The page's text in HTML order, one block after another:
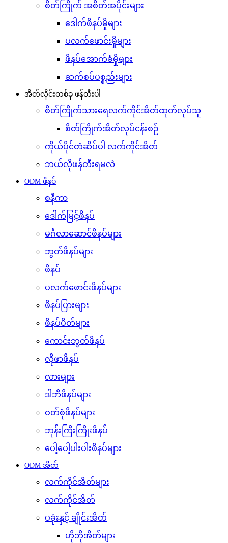
စိတ်ကြိုက် အစိတ်အပိုင်းများ
ဒေါက်ဖိနပ်မှိုများ
ပလက်ဖောင်းမှိုများ
ဖိနပ်အောက်ခံမှိုများ
ဆက်စပ်ပစ္စည်းများ
အိတ်လိုင်းတစ်ခု ဖန်တီးပါ
စိတ်ကြိုက်သားရေလက်ကိုင်အိတ်ထုတ်လုပ်သူ
စိတ်ကြိုက်အိတ်လုပ်ငန်းစဉ်
ကိုယ်ပိုင်တံဆိပ်ပါ လက်ကိုင်အိတ်
ဘယ်လိုဖန်တီးရမလဲ
ODM ဖိနပ်
စနီကာ
ဒေါက်မြင့်ဖိနပ်
မင်္ဂလာဆောင်ဖိနပ်များ
ဘွတ်ဖိနပ်များ
ဖိနပ်
ပလက်ဖောင်းဖိနပ်များ
ဖိနပ်ပြားများ
ဖိနပ်ပိတ်များ
ကောင်းဘွတ်ဖိနပ်
လိုဖာဖိနပ်
လားများ
ဒါဘီဖိနပ်များ
ဝတ်စုံဖိနပ်များ
ဘုန်းကြီးကြိုးဖိနပ်
ပေါ့ပေါ့ပါးပါးဖိနပ်များ
ODM အိတ်
လက်ကိုင်အိတ်များ
လက်ကိုင်အိတ်
ပခုံးနှင့် ချိုင်းအိတ်
ဟိုဘိုအိတ်များ